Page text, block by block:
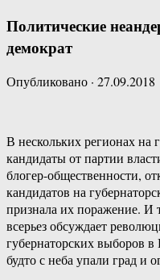
Политические
демократ
Опубликовано · 27.09.2018
В нескольких регионах на
кандидаты от партии
блогер-общественности,
кандидатов на
признала их поражение. И
всерьез обсуждает
губернаторских выборов
будто с неба упали град и